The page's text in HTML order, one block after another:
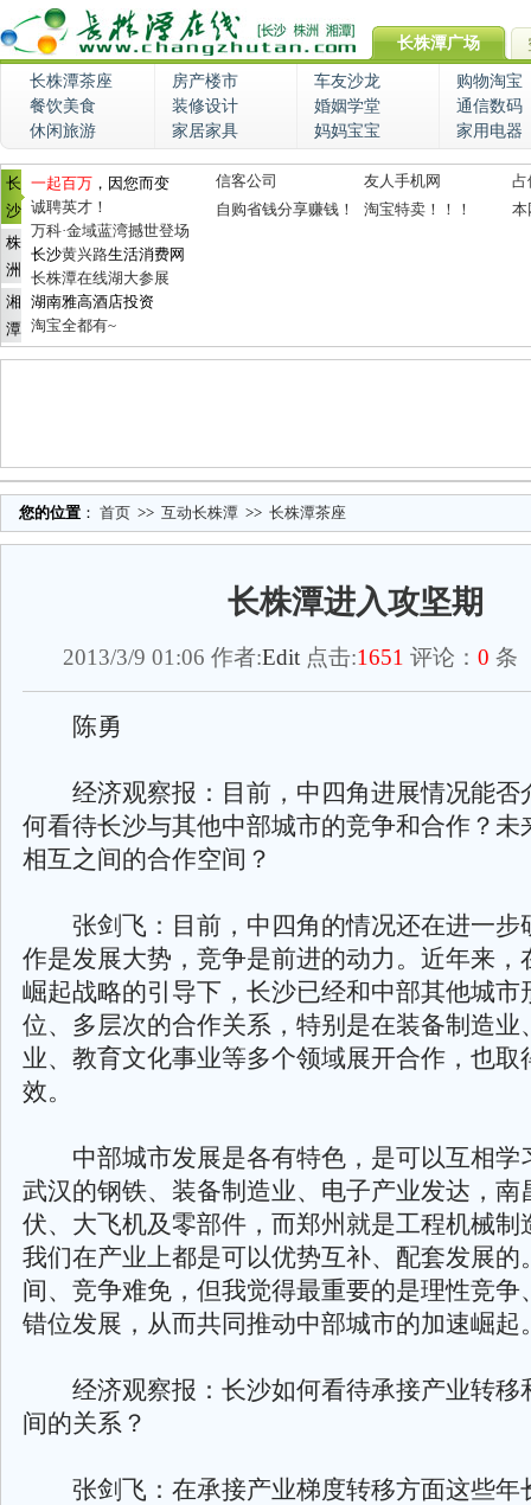
长株潭广场
长株潭茶座 房产楼市 车友沙龙
购物淘宝
餐饮美食
装修设计 婚姻学堂
通信数码
休闲旅游
家居家具 妈妈宝宝 家用电器
长
沙
株
洲
湘
潭
一起百万 ，因您而变
诚聘英才！
万科·金域蓝湾撼世登场
长沙黄兴路生活消费网
长株潭在线湖大参展
湖南雅高酒店投资
淘宝全都有~
信客公司 友人手机网
占
自购省钱分享赚钱！
淘宝特卖！！！ 本
您的位置 ： 首页 >> 互动长株潭 >> 长株潭茶座
长株潭进入攻坚期
2013/3/9 01:06 作者:Edit 点击:1651 评论： 0 条
陈勇
经济观察报：目前，中四角进展情况能否
何看待长沙与其他中部城市的竞争和合作？未
相互之间的合作空间？
张剑飞：目前，中四角的情况还在进一步
作是发展大势，竞争是前进的动力。近年来，
崛起战略的引导下，长沙已经和中部其他城市
位、多层次的合作关系，特别是在装备制造业
业、教育文化事业等多个领域展开合作，也取
效。
中部城市发展是各有特色，是可以互相学
武汉的钢铁、装备制造业、电子产业发达，南
伏、大飞机及零部件，而郑州就是工程机械制
我们在产业上都是可以优势互补、配套发展的
间、竞争难免，但我觉得最重要的是理性竞争
错位发展，从而共同推动中部城市的加速崛起
经济观察报：长沙如何看待承接产业转移
间的关系？
张剑飞：在承接产业梯度转移方面这些年